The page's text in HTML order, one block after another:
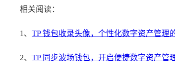
相关阅读：
1、 TP 钱包收录头像，个性化数字资产管理
2、 TP 同步波场钱包，开启便捷数字资产管